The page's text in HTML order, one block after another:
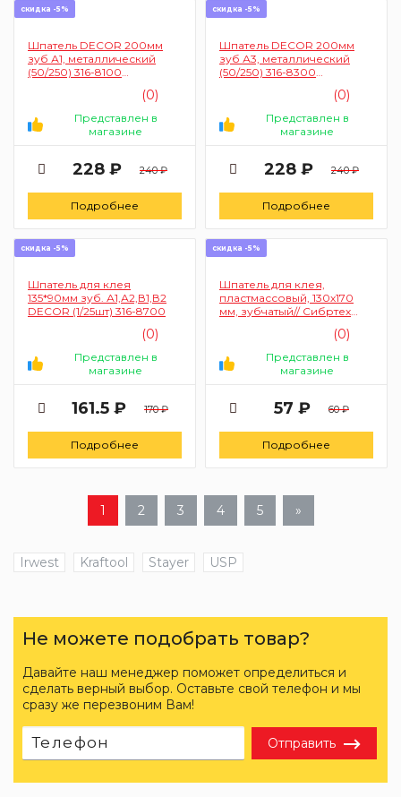
скидка -5%
Шпатель DECOR 200мм
зуб А1, металлический
(50/250) 316-8100
(0)
Представлен в
магазине
228 ₽ 240 ₽
Подробнее
скидка -5%
Шпатель DECOR 200мм
зуб А3, металлический
(50/250) 316-8300
(0)
Представлен в
магазине
228 ₽ 240 ₽
Подробнее
скидка -5%
Шпатель для клея
135*90мм зуб. А1,А2,В1,В2
DECOR (1/25шт) 316-8700
(0)
Представлен в
магазине
161.5 ₽ 170 ₽
Подробнее
скидка -5%
Шпатель для клея,
пластмассовый, 130х170
мм, зубчатый// Сибртех
(0)
Представлен в
магазине
57 ₽ 60 ₽
Подробнее
1 2 3 4 5 »
Irwest Kraftool Stayer USP
Не можете подобрать товар?
Давайте наш менеджер поможет определиться и
сделать верный выбор. Оставьте свой телефон и мы
сразу же перезвоним Вам!
Отправить